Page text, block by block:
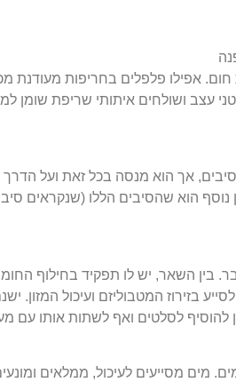
אפילו פלפלים בחריפות מעודנת
סיבים, אך הוא מנסה בכל זאת ועל
של סיבים וכ-60 קלוריות. יתרון נוסף הוא שהסיבים הללו
בין השאר, יש לו תפקיד בחילוף
בזירוז המטבוליזם ועיכול המזון.
להוסיף לסלטים ואף לשתות אותו עם
מים מסייעים לעיכול, ממלאים